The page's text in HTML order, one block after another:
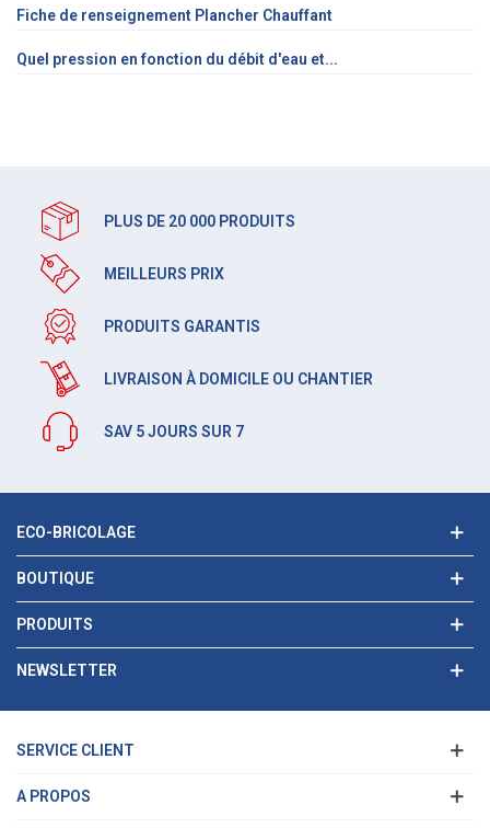
Fiche de renseignement Plancher Chauffant
Quel pression en fonction du débit d'eau et...
PLUS DE 20 000 PRODUITS
MEILLEURS PRIX
PRODUITS GARANTIS
LIVRAISON À DOMICILE OU CHANTIER
SAV 5 JOURS SUR 7
ECO-BRICOLAGE
BOUTIQUE
PRODUITS
NEWSLETTER
SERVICE CLIENT
A PROPOS